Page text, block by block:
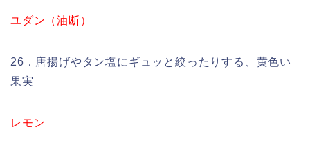
ユダン（油断）
26．唐揚げやタン塩にギュッと絞ったりする、黄色い
果実
レモン